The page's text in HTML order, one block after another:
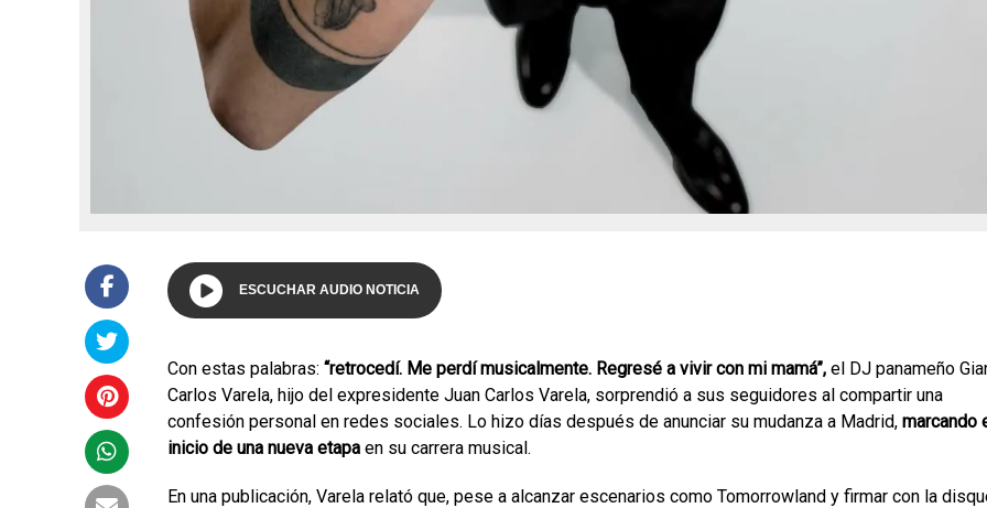
ESCUCHAR AUDIO NOTICIA
Con estas palabras: “retrocedí. Me perdí musicalmente. Regresé a vivir con mi mamá”, el DJ panameño
Carlos Varela, hijo del expresidente Juan Carlos Varela, sorprendió a sus seguidores al compartir una
confesión personal en redes sociales. Lo hizo días después de anunciar su mudanza a Madrid, marcando
inicio de una nueva etapa en su carrera musical.
En una publicación, Varela relató que, pese a alcanzar escenarios como Tomorrowland y firmar con la